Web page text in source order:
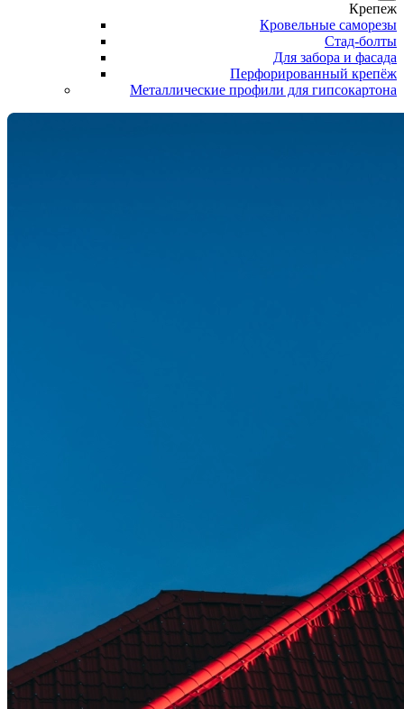
Крепеж
Кровельные саморезы
Стад-болты
Для забора и фасада
Перфорированный крепёж
Металлические профили для гипсокартона